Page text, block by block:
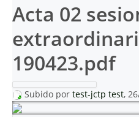
Acta 02
190423.pdf
Subido por test-jctp test,